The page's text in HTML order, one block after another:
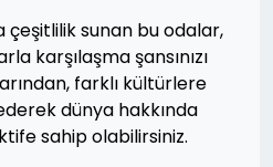
çeşitlilik sunan bu odalar,
karşılaşma şansınızı
farklı kültürlere
dünya hakkında
sahip olabilirsiniz.